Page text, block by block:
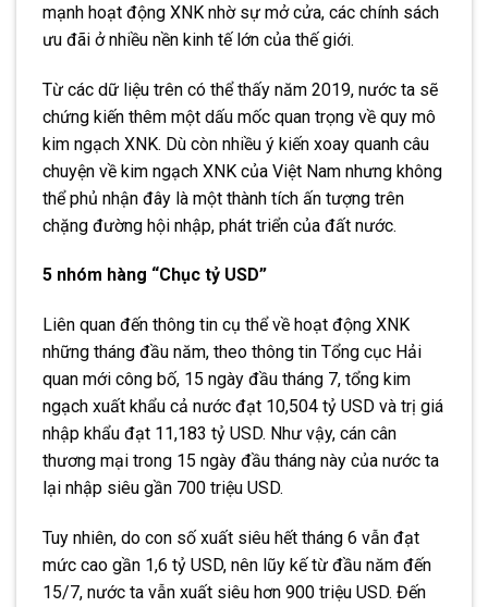
mạnh hoạt động XNK nhờ sự mở cửa, các chính sách
ưu đãi ở nhiều nền kinh tế lớn của thế giới.
Từ các dữ liệu trên có thể thấy năm 2019, nước ta sẽ
chứng kiến thêm một dấu mốc quan trọng về quy mô
kim ngạch XNK. Dù còn nhiều ý kiến xoay quanh câu
chuyện về kim ngạch XNK của Việt Nam nhưng không
thể phủ nhận đây là một thành tích ấn tượng trên
chặng đường hội nhập, phát triển của đất nước.
5 nhóm hàng “Chục tỷ USD”
Liên quan đến thông tin cụ thể về hoạt động XNK
những tháng đầu năm, theo thông tin Tổng cục Hải
quan mới công bố, 15 ngày đầu tháng 7, tổng kim
ngạch xuất khẩu cả nước đạt 10,504 tỷ USD và trị giá
nhập khẩu đạt 11,183 tỷ USD. Như vậy, cán cân
thương mại trong 15 ngày đầu tháng này của nước ta
lại nhập siêu gần 700 triệu USD.
Tuy nhiên, do con số xuất siêu hết tháng 6 vẫn đạt
mức cao gần 1,6 tỷ USD, nên lũy kế từ đầu năm đến
15/7, nước ta vẫn xuất siêu hơn 900 triệu USD. Đến